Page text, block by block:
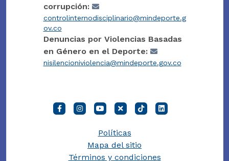
corrupción:
controlinternodisciplinario@mindeporte.g
ov.co
Denuncias por Violencias Basadas
en Género en el Deporte:
nisilencioniviolencia@mindeporte.gov.co
Políticas
Mapa del sitio
Términos y condiciones